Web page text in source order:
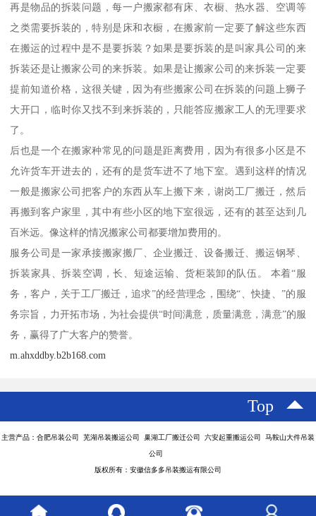
再是物品的拆装问题，每一户搬家都有床、衣橱、热水器、空调等
之类需要拆装的，特别是床和衣橱，在搬家前一定要了解这些东西
在搬运的过程中是不是要拆装？如果是要拆装的是叫家具公司的来
拆装还是让搬家公司的来拆装。如果是让搬家公司的来拆装一定要
提前知道价格，这很关键，因为有些搬家公司在拆装的问题上狮子
大开口，临时你又找不到来拆装的，只能答应搬家工人的无理要求
了。
后也是一个在搬家种常见的问题是距离费用，因为有很多小区是不
允许货车开进去的，还有的是货车进不了地下室。遇到这样的情况
一般是搬家公司把客户的东西从车上搬下来，谢岗工厂搬迁，然后
再搬到客户家里，其中有些小区的地下室很远，还有的甚至达到几
百米远。像这样的情况搬家公司都要增加费用的。
服务公司是一家承接搬家搬厂、企业搬迁、设备搬迁、搬运钢琴、
拆装家具、拆装空调，长、短途运输、货柜装卸的队伍。 本着“服
务，客户，关于工厂搬迁，追求”的经营理念，围绕“、快捷、”的服
务宗旨，力开拓市场，为社会提供“时间满意，质量满意，满意”的服
务，赢得了广大客户的赞誉。
m.ahxddby.b2b168.com
Top
主营产品：合肥吊装公司 芜湖吊装搬运公司 巢湖工厂搬迁公司 六安起重搬运公司 马鞍山大件吊装
公司
版权所有：安徽信多多吊装搬运有限公司